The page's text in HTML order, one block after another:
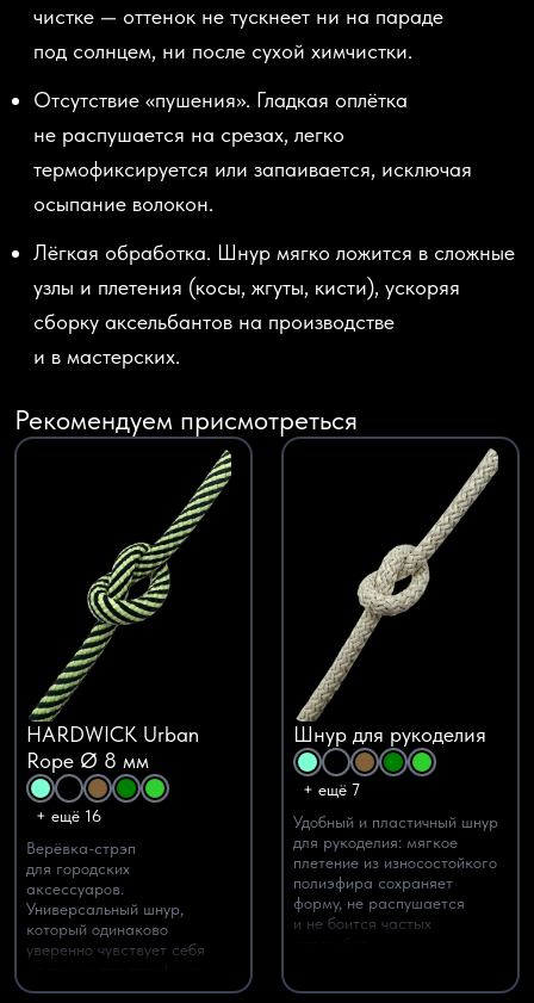
чистке — оттенок не тускнеет ни на параде
под солнцем, ни после сухой химчистки.
Отсутствие «пушения». Гладкая оплётка
не распушается на срезах, легко
термофиксируется или запаивается, исключая
осыпание волокон.
Лёгкая обработка. Шнур мягко ложится в сложные
узлы и плетения (косы, жгуты, кисти), ускоряя
сборку аксельбантов на производстве
и в мастерских.
Рекомендуем присмотреться
HARDWICK Urban
Rope Ø 8 мм
+ ещё 16
Верёвка-стрэп
для городских
аксессуаров.
Универсальный шнур,
который одинаково
уверенно чувствует себя
кросс-боди-сумке,
Шнур для рукоделия
+ ещё 7
Удобный и пластичный шнур
для рукоделия: мягкое
плетение из износостойкого
полиэфира сохраняет
форму, не распушается
и не боится частых